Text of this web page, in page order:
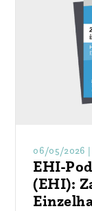
06/05/2026
EHI-
(EHI):